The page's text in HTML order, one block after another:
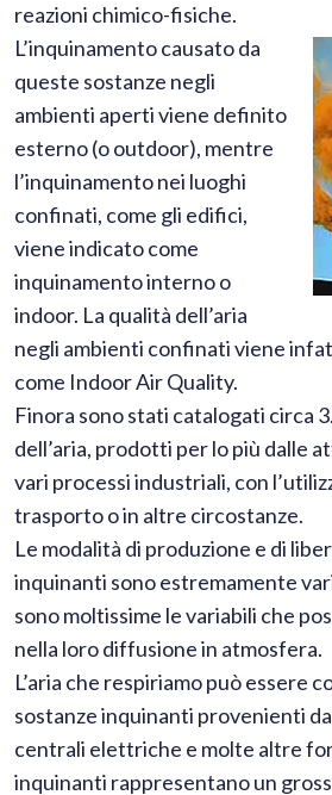
reazioni chimico-fisiche.
L’inquinamento causato da
queste sostanze negli
ambienti aperti viene definito
esterno (o outdoor), mentre
l’inquinamento nei luoghi
confinati, come gli edifici,
viene indicato come
inquinamento interno o
indoor. La qualità dell’aria
negli ambienti confinati viene
come Indoor Air Quality.
Finora sono stati catalogati circa
dell’aria, prodotti per lo più dalle
vari processi industriali, con
trasporto o in altre circostanze.
Le modalità di produzione e di
inquinanti sono estremamente
sono moltissime le variabili che
nella loro diffusione in atmosfera.
L’aria che respiriamo può essere
sostanze inquinanti provenienti
centrali elettriche e molte altre
inquinanti rappresentano un